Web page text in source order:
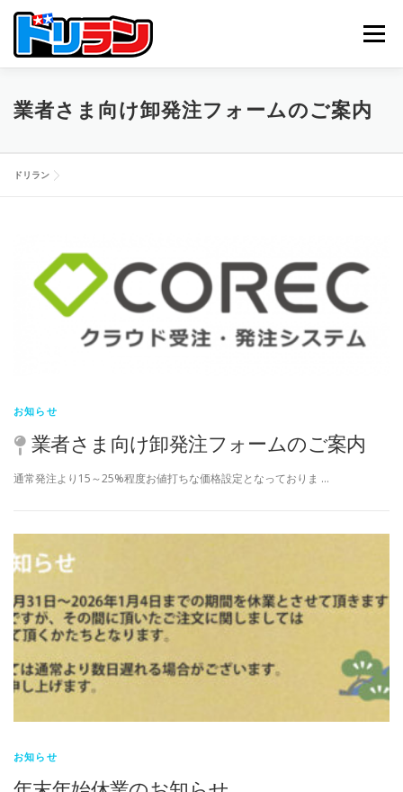
メニュー
TOP ABOUT US NEWS CONTACT
業者さま向け卸発注フォームのご案内
ドリラン
お知らせ
業者さま向け卸発注フォームのご案内
通常発注より15～25%程度お値打ちな価格設定となっておりま …
お知らせ